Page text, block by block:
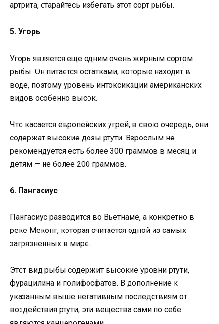
артрита, старайтесь избегать этот сорт рыбы.
5. Угорь
Угорь является еще одним очень жирным сортом
рыбы. Он питается остатками, которые находит в
воде, поэтому уровень интоксикации американских
видов особенно высок.
Что касается европейских угрей, в свою очередь, они
содержат высокие дозы ртути. Взрослым не
рекомендуется есть более 300 граммов в месяц и
детям — не более 200 граммов.
6. Пангасиус
Пангасиус разводится во Вьетнаме, а конкретно в
реке Меконг, которая считается одной из самых
загрязненных в мире.
Этот вид рыбы содержит высокие уровни ртути,
фурацилина и полифосфатов. В дополнение к
указанным выше негативным последствиям от
воздействия ртути, эти вещества сами по себе